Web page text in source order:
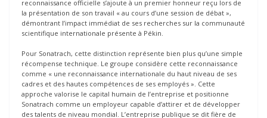
reconnaissance officielle s’ajoute à un premier honneur reçu lors de
la présentation de son travail « au cours d’une session de débat »,
démontrant l’impact immédiat de ses recherches sur la communauté
scientifique internationale présente à Pékin.
Pour Sonatrach, cette distinction représente bien plus qu’une simple
récompense technique. Le groupe considère cette reconnaissance
comme « une reconnaissance internationale du haut niveau de ses
cadres et des hautes compétences de ses employés ». Cette
approche valorise le capital humain de l’entreprise et positionne
Sonatrach comme un employeur capable d’attirer et de développer
des talents de niveau mondial. L’entreprise publique se dit fière de